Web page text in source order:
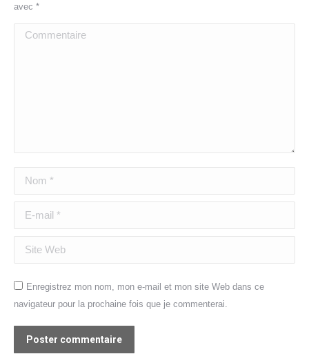
avec *
Commentaire
Nom *
E-mail *
Site Web
Enregistrez mon nom, mon e-mail et mon site Web dans ce
navigateur pour la prochaine fois que je commenterai.
Poster commentaire